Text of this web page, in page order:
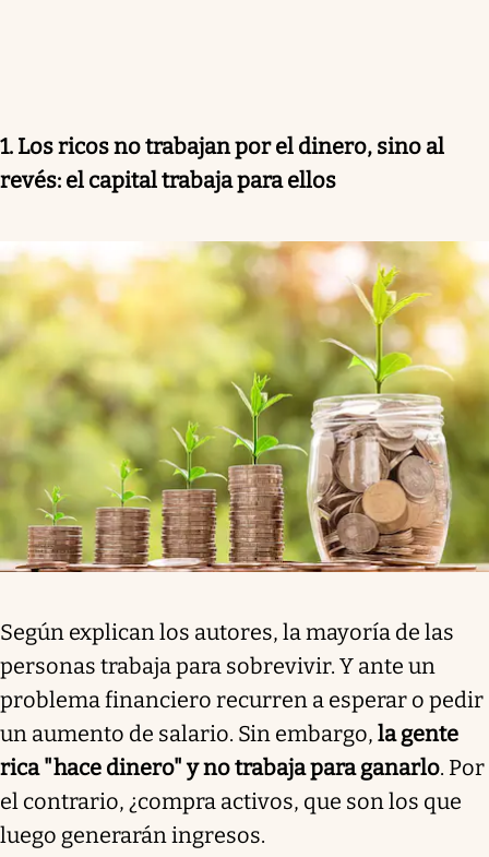
1. Los ricos no trabajan por el dinero, sino al
revés: el capital trabaja para ellos
Según explican los autores, la mayoría de las
personas trabaja para sobrevivir. Y ante un
problema financiero recurren a esperar o pedir
un aumento de salario. Sin embargo, la gente
rica "hace dinero" y no trabaja para ganarlo. Por
el contrario, ¿compra activos, que son los que
luego generarán ingresos.